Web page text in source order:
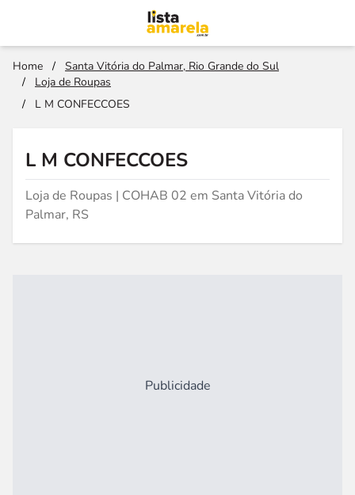
Home /
Santa Vitória do Palmar, Rio Grande do Sul
/
Loja de Roupas
/
L M CONFECCOES
L M CONFECCOES
Loja de Roupas | COHAB 02 em Santa Vitória do
Palmar, RS
Publicidade